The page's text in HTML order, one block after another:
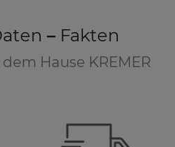
– Fakten
Hause KREMER